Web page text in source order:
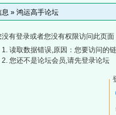
息 » 鸿运高手论坛
没有登录或者您没有权限访问此页
读取数据错误,原因：您要访问的
您还不是论坛会员,请先登录论坛